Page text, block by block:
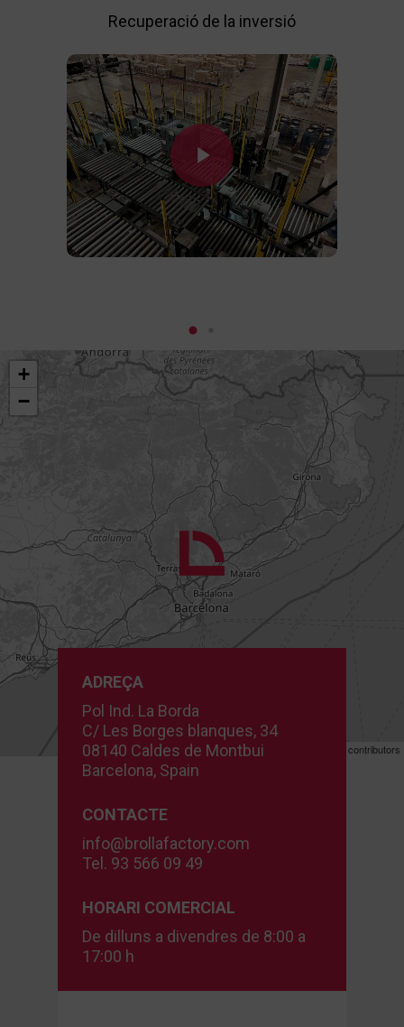
Recuperació de la inversió
Play Video
+
−
Leaflet | © contributors
ADREÇA
Pol Ind. La Borda
C/ Les Borges blanques, 34
08140 Caldes de Montbui
Barcelona, Spain
CONTACTE
info@brollafactory.com
Tel. 93 566 09 49
HORARI COMERCIAL
De dilluns a divendres de 8:00 a
17:00 h